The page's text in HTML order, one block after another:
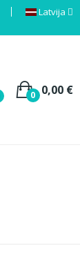
Latvija
0,00 €
0